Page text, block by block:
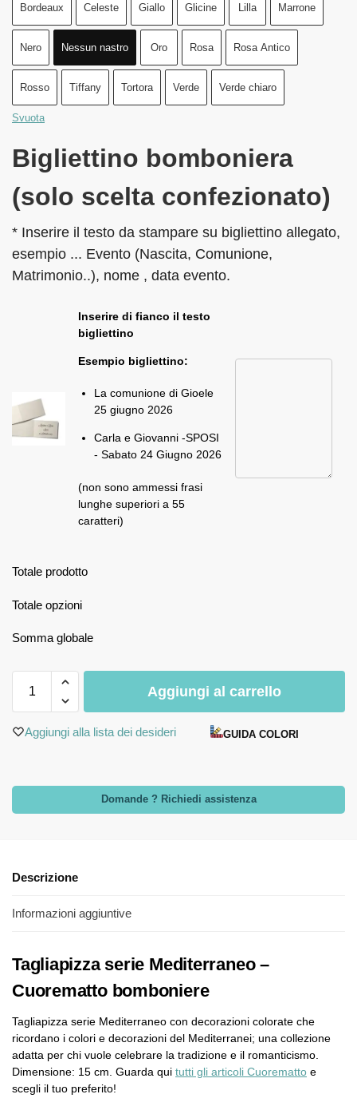
Bordeaux Celeste Giallo Glicine Lilla Marrone
Nero Nessun nastro Oro Rosa Rosa Antico
Rosso Tiffany Tortora Verde Verde chiaro
Svuota
Bigliettino bomboniera
(solo scelta confezionato)
* Inserire il testo da stampare su bigliettino allegato,
esempio ... Evento (Nascita, Comunione,
Matrimonio..), nome , data evento.
Inserire di fianco il testo
bigliettino
Esempio bigliettino:
La comunione di Gioele
25 giugno 2026
Carla e Giovanni -SPOSI
- Sabato 24 Giugno 2026
(non sono ammessi frasi
lunghe superiori a 55
caratteri)
Totale prodotto
Totale opzioni
Somma globale
Aggiungi al carrello
Aggiungi alla lista dei desideri GUIDA COLORI
Domande ? Richiedi assistenza
Descrizione
Informazioni aggiuntive
Tagliapizza serie Mediterraneo –
Cuorematto bomboniere
Tagliapizza serie Mediterraneo con decorazioni colorate che
ricordano i colori e decorazioni del Mediterranei; una collezione
adatta per chi vuole celebrare la tradizione e il romanticismo.
Dimensione: 15 cm. Guarda qui tutti gli articoli Cuorematto e
scegli il tuo preferito!